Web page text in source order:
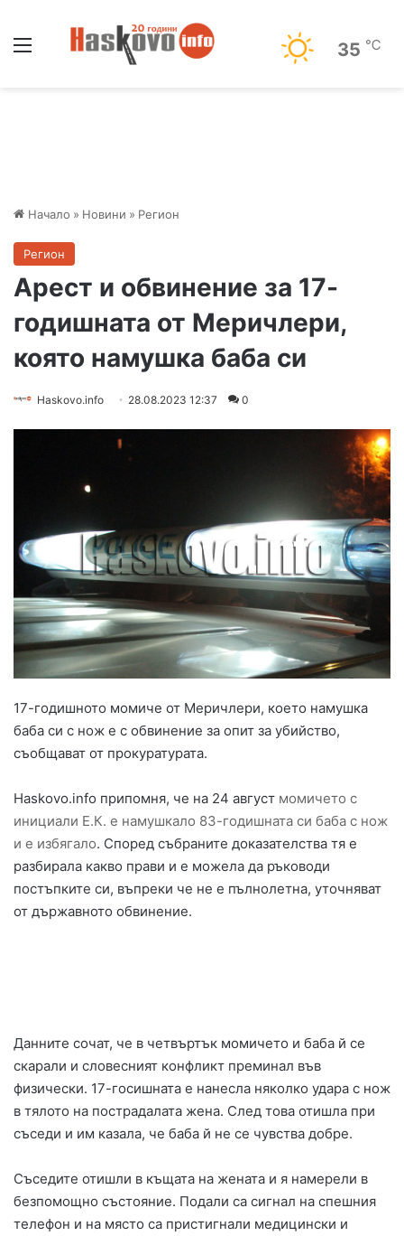
35 ℃
Начало » Новини » Регион
Регион
Арест и обвинение за 17-
годишната от Меричлери,
която намушка баба си
Haskovo.info 28.08.2023 12:37 0
17-годишното момиче от Меричлери, което намушка
баба си с нож е с обвинение за опит за убийство,
съобщават от прокуратурата.
Haskovo.info припомня, че на 24 август момичето с
инициали Е.К. е намушкало 83-годишната си баба с нож
и е избягало. Според събраните доказателства тя е
разбирала какво прави и е можела да ръководи
постъпките си, въпреки че не е пълнолетна, уточняват
от държавното обвинение.
Данните сочат, че в четвъртък момичето и баба й се
скарали и словесният конфликт преминал във
физически. 17-госишната е нанесла няколко удара с нож
в тялото на пострадалата жена. След това отишла при
съседи и им казала, че баба й не се чувства добре.
Съседите отишли в къщата на жената и я намерели в
безпомощно състояние. Подали са сигнал на спешния
телефон и на място са пристигнали медицински и